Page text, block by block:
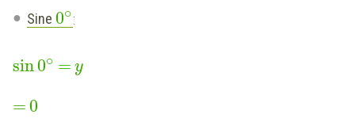
Sine 0∘:
sin0∘ = y
= 0